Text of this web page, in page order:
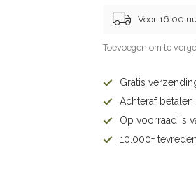
Voor 16:00
Toevoegen om te
Gratis
Achteraf betalen
Op voorraad is
10.000+